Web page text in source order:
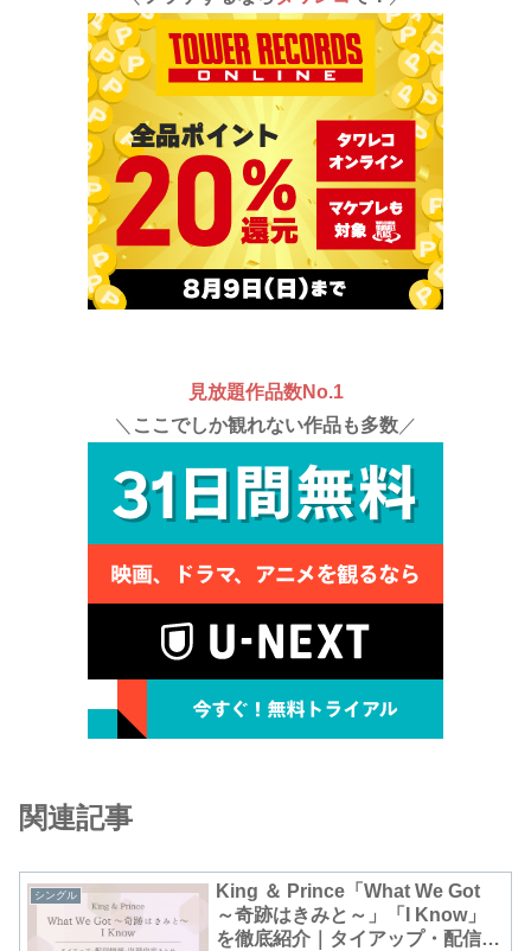
見放題作品数No.1
＼ ここでしか観れない作品も多数 ／
関連記事
シングル
King ＆ Prince「What We Got
～奇跡はきみと～」「I Know」
を徹底紹介｜タイアップ・配信情